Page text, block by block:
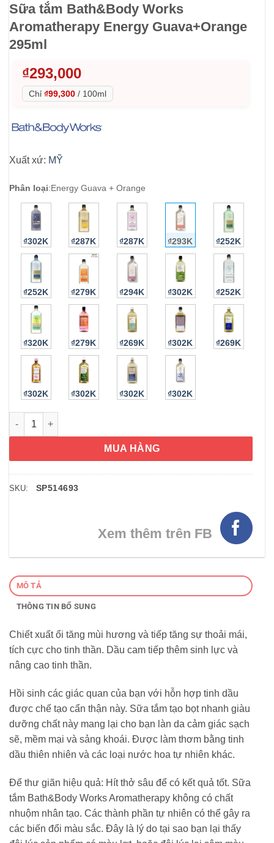
Sữa tắm Bath&Body Works
Aromatherapy Energy Guava+Orange
295ml
₫293,000
Chỉ ₫99,300 / 100ml
Xuất xứ: MỸ
Phân loại:Energy Guava + Orange
₫302K ₫287K ₫287K ₫293K ₫252K
₫252K ₫279K ₫294K ₫302K ₫252K
₫320K ₫279K ₫269K ₫302K ₫269K
₫302K ₫302K ₫302K ₫302K
Sữa tắm Bath&Body Works Aromatherapy Energy
MUA HÀNG
SKU: SP514693
Xem thêm trên FB
MÔ TẢ
THÔNG TIN BỔ SUNG
Chiết xuất ổi tăng mùi hương và tiếp tăng sự thoải mái,
tích cực cho tinh thần. Dầu cam tiếp thêm sinh lực và
nâng cao tinh thần.
Hồi sinh các giác quan của bạn với hỗn hợp tinh dầu
được chế tạo cẩn thận này. Sữa tắm tạo bọt nhanh giàu
dưỡng chất này mang lại cho bạn làn da cảm giác sạch
sẽ, mềm mại và sảng khoái. Được làm thơm bằng tinh
dầu thiên nhiên và các loại nước hoa tự nhiên khác.
Để thư giãn hiệu quả: Hít thở sâu để có kết quả tốt. Sữa
tắm Bath&Body Works Aromatherapy không có chất
nhuộm nhân tạo. Các thành phần tự nhiên có thể gây ra
các biến đổi màu sắc. Đây là lý do tại sao bạn lại thấy